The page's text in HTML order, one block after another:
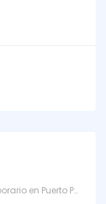
Departamento PH en Venta y Alquiler Temporario en Puerto Punta - Puerto